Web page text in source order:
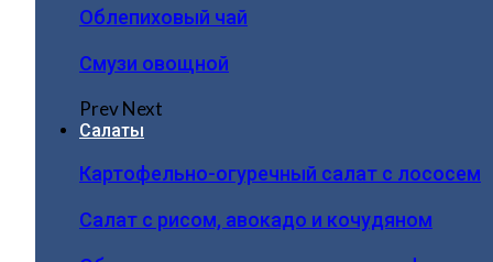
Облепиховый чай
Смузи овощной
PrevNext
Салаты
Картофельно-огуречный салат с лососем
Салат с рисом, авокадо и кочудяном